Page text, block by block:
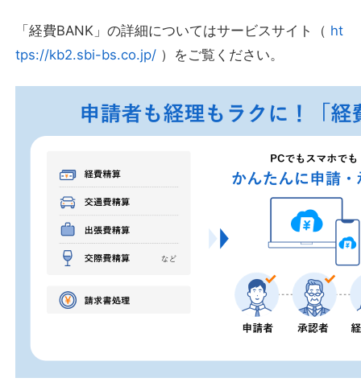
「経費BANK」の詳細についてはサービスサイト（ ht
tps://kb2.sbi-bs.co.jp/ ）をご覧ください。